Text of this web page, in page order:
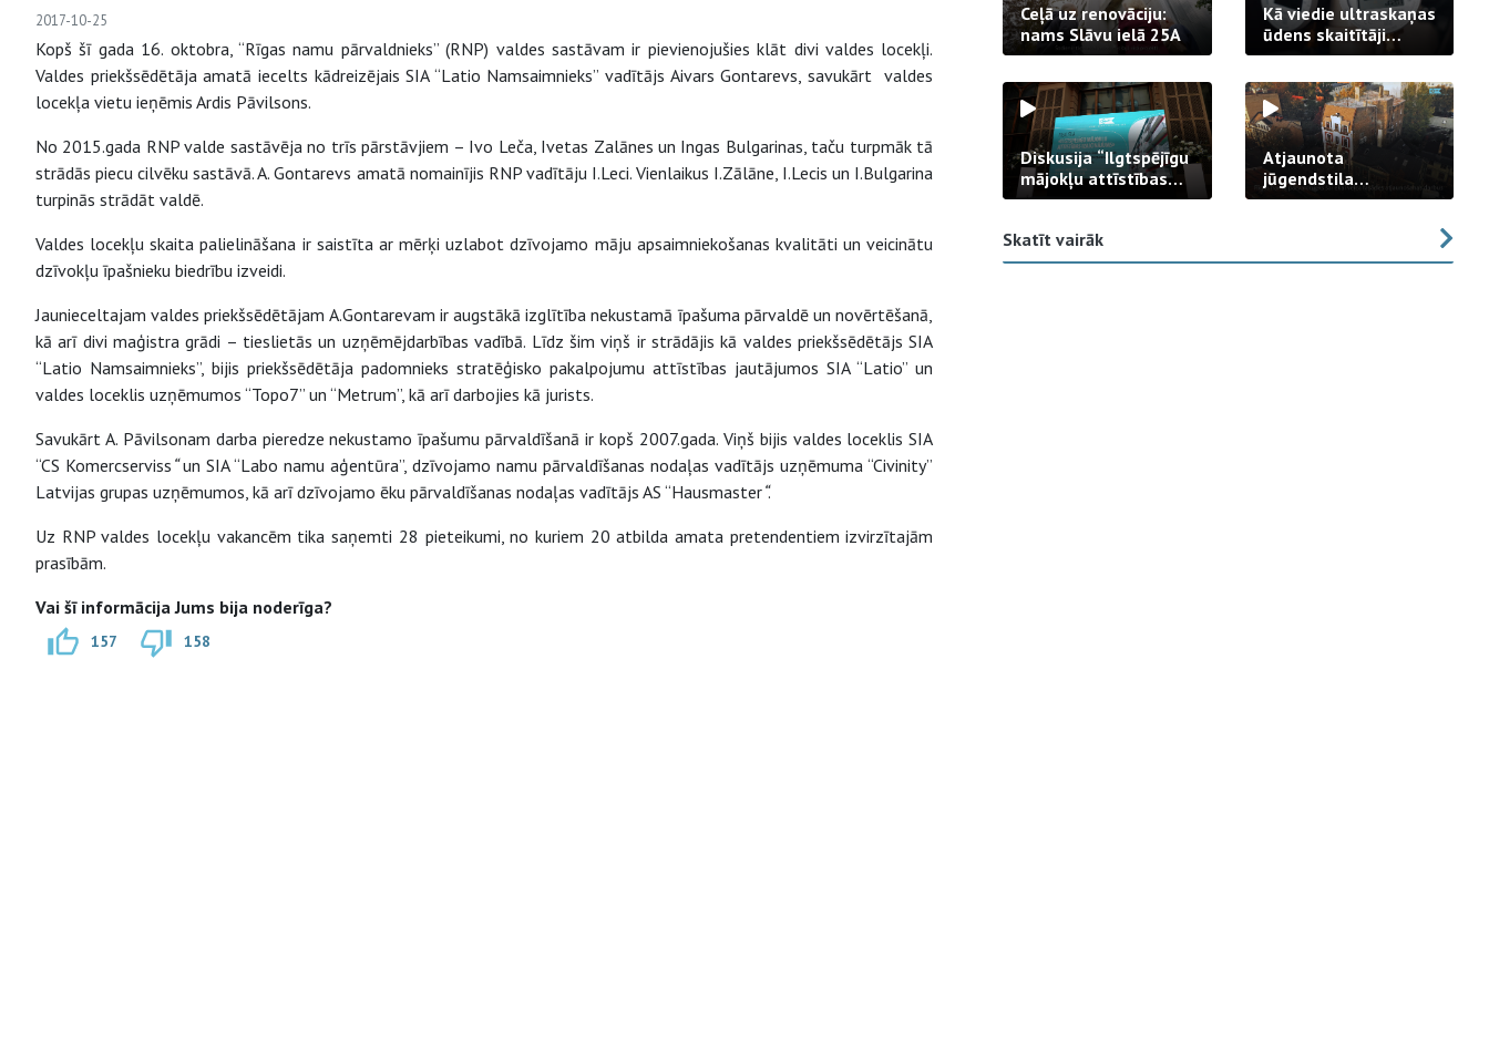
2017-10-25
Kopš šī gada 16. oktobra, “Rīgas namu pārvaldnieks” (RNP) valdes sastāvam ir pievienojušies klāt divi valdes locekļi.
Valdes priekšsēdētāja amatā iecelts kādreizējais SIA “Latio Namsaimnieks” vadītājs Aivars Gontarevs, savukārt valdes
locekļa vietu ieņēmis Ardis Pāvilsons.
No 2015.gada RNP valde sastāvēja no trīs pārstāvjiem – Ivo Leča, Ivetas Zalānes un Ingas Bulgarinas, taču turpmāk tā
strādās piecu cilvēku sastāvā. A. Gontarevs amatā nomainījis RNP vadītāju I.Leci. Vienlaikus I.Zālāne, I.Lecis un I.Bulgarina
turpinās strādāt valdē.
Valdes locekļu skaita palielināšana ir saistīta ar mērķi uzlabot dzīvojamo māju apsaimniekošanas kvalitāti un veicinātu
dzīvokļu īpašnieku biedrību izveidi.
Jaunieceltajam valdes priekšsēdētājam A.Gontarevam ir augstākā izglītība nekustamā īpašuma pārvaldē un novērtēšanā,
kā arī divi maģistra grādi – tieslietās un uzņēmējdarbības vadībā. Līdz šim viņš ir strādājis kā valdes priekšsēdētājs SIA
“Latio Namsaimnieks”, bijis priekšsēdētāja padomnieks stratēģisko pakalpojumu attīstības jautājumos SIA “Latio” un
valdes loceklis uzņēmumos “Topo7” un “Metrum”, kā arī darbojies kā jurists.
Savukārt A. Pāvilsonam darba pieredze nekustamo īpašumu pārvaldīšanā ir kopš 2007.gada. Viņš bijis valdes loceklis SIA
“CS Komercserviss “un SIA “Labo namu aģentūra”, dzīvojamo namu pārvaldīšanas nodaļas vadītājs uzņēmuma “Civinity”
Latvijas grupas uzņēmumos, kā arī dzīvojamo ēku pārvaldīšanas nodaļas vadītājs AS “Hausmaster“.
Uz RNP valdes locekļu vakancēm tika saņemti 28 pieteikumi, no kuriem 20 atbilda amata pretendentiem izvirzītajām
prasībām.
Vai šī informācija Jums bija noderīga?
157 158
Ceļā uz renovāciju:
nams Slāvu ielā 25A
Kā viedie ultraskaņas
ūdens skaitītāji
strādā praksē
Diskusija “Ilgtspējīgu
mājokļu attīstības
izaicinājums”
Atjaunota
jūgendstila
arhitektūras pērles
Skatīt vairāk